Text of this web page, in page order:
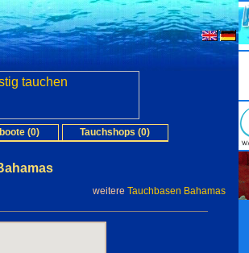
(0) Tauchshops (0)
weitere Tauchbasen Bahamas